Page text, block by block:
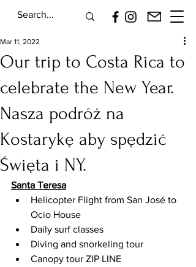
Our trip to Costa Rica to
celebrate the New Year.
Nasza podróż na
Kostarykę aby spędzić
Święta i NY.
Mar 11, 2022
Santa Teresa
Helicopter Flight from San José to
Ocio House
Daily surf classes
Diving and snorkeling tour
Canopy tour ZIP LINE